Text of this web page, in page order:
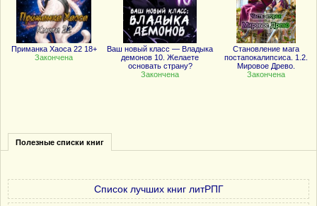
Приманка Хаоса 22 18+
Закончена
Ваш новый класс — Владыка
демонов 10. Желаете
основать страну?
Закончена
Становление мага
постапокалипсиса. 1.2.
Мировое Древо.
Закончена
Полезные списки книг
Список лучших книг литРПГ